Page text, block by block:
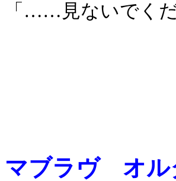
「……見ないでく
マブラヴ オ